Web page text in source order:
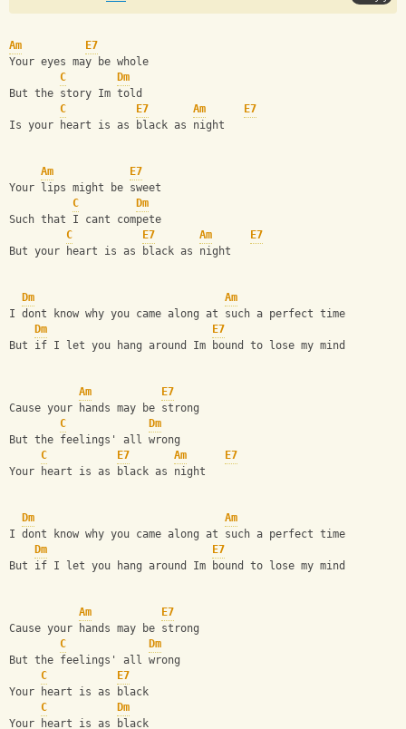
Am
E7
Your eyes may be whole
C
Dm
But the story Im told
C
E7 Am
E7
Is your heart is as black as night
Am
E7
Your lips might be sweet
C
Dm
Such that I cant compete
C
E7 Am
E7
But your heart is as black as night
Dm
Am
I dont know why you came along at such a perfect time
Dm
E7
But if I let you hang around Im bound to lose my mind
Am
E7
Cause your hands may be strong
C
Dm
But the feelings' all wrong
C
E7 Am
E7
Your heart is as black as night
Dm
Am
I dont know why you came along at such a perfect time
Dm
E7
But if I let you hang around Im bound to lose my mind
Am
E7
Cause your hands may be strong
C
Dm
But the feelings' all wrong
C
E7
Your heart is as black
C
Dm
Your heart is as black